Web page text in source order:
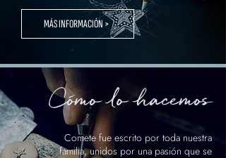
MÁS INFORMACIÓN >
Cómo lo hacemos
.
Comete fue escrito por toda nuestra
familia, unidos por una pasión que se